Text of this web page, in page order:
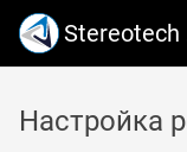
Настройка